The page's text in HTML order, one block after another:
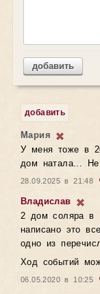
добавить
добавить
Мария
У меня тоже в
дом натала...
28.09.2025 в 21:48
Владислав
2 дом соляра в
написано это
одно из
Ход событий
06.05.2020 в 10:25